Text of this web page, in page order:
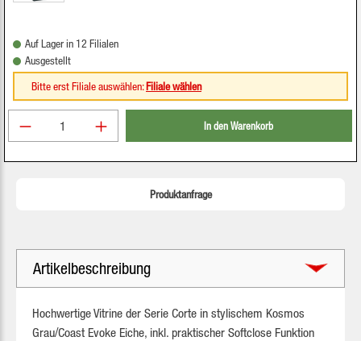
Auf Lager in 12 Filialen
Ausgestellt
Bitte erst Filiale auswählen:Filiale wählen
Produkt Anzahl: Gib den gewünschten Wert ein
In den Warenkorb
Produktanfrage
Artikelbeschreibung
Hochwertige Vitrine der Serie Corte in stylischem Kosmos
Grau/Coast Evoke Eiche, inkl. praktischer Softclose Funktion